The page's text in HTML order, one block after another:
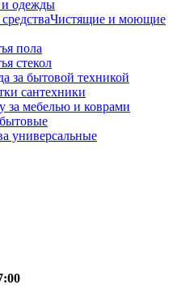
одежды
Чистящие и моющие
пола
стекол
за бытовой техникой
сантехники
за мебелью и коврами
универсальные